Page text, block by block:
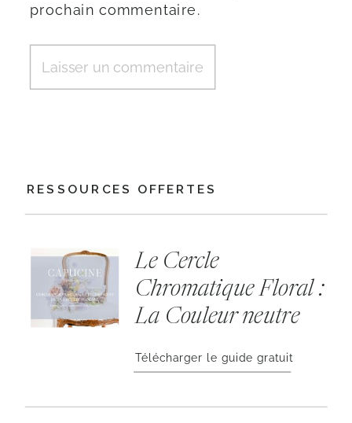
prochain commentaire.
Télécharger le guide gratuit
Le Cercle
Chromatique Floral :
La Couleur neutre
RESSOURCES OFFERTES